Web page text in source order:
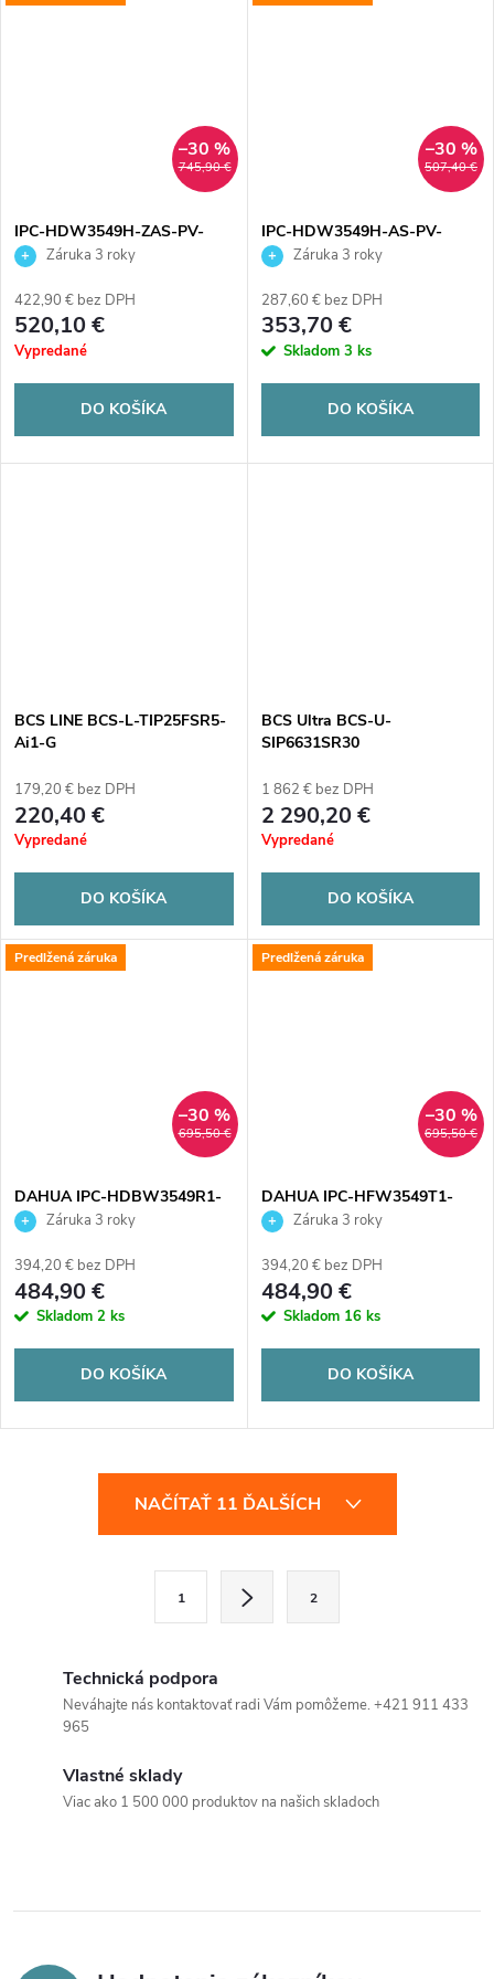
745,90 €
–30 %
IPC-HDW3549H-ZAS-PV-
27135-S5
Záruka 3 roky
422,90 € bez DPH
520,10 €
Vypredané
DO KOŠÍKA
507,40 €
–30 %
IPC-HDW3549H-AS-PV-
0280B-S5-BLACK
Záruka 3 roky
287,60 € bez DPH
353,70 €
Skladom 3 ks
DO KOŠÍKA
BCS LINE BCS-L-TIP25FSR5-
Ai1-G
179,20 € bez DPH
220,40 €
Vypredané
DO KOŠÍKA
BCS Ultra BCS-U-
SIP6631SR30
1 862 € bez DPH
2 290,20 €
Vypredané
DO KOŠÍKA
Predlžená záruka
695,50 €
–30 %
DAHUA IPC-HDBW3549R1-
ZAS-PV-27135-S5
Záruka 3 roky
394,20 € bez DPH
484,90 €
Skladom 2 ks
DO KOŠÍKA
Predlžená záruka
695,50 €
–30 %
DAHUA IPC-HFW3549T1-
ZAS-PV-27135-S5
Záruka 3 roky
394,20 € bez DPH
484,90 €
Skladom 16 ks
DO KOŠÍKA
NAČÍTAŤ 11 ĎALŠÍCH
1 2
Technická podpora
Neváhajte nás kontaktovať radi Vám pomôžeme. +421 911 433
965
Vlastné sklady
Viac ako 1 500 000 produktov na našich skladoch